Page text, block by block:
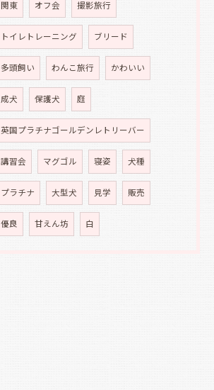
関東 オフ会 撮影旅行
トイレトレーニング ブリード
多頭飼い わんこ旅行 かわいい
成犬 保護犬 庭
英国プラチナゴールデンレトリーバー
講習会 マグゴル 寝姿 犬種
プラチナ 大型犬 見学 販売
優良 甘えん坊 白